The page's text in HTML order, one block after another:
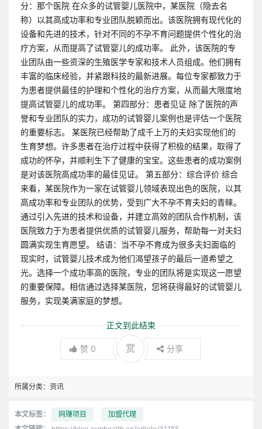
分：那个医院 在众多的试管婴儿医院中，某医院（隐去名
称）以其高成功率和专业团队脱颖而出。该医院拥有现代化的
设备和先进的技术，针对不同的不孕不育问题提供个性化的治
疗方案，从而提高了试管婴儿的成功率。 此外，该医院的专
业团队由一些资深的生殖医学专家和技术人员组成。他们拥有
丰富的临床经验，并紧跟科技的最新进展。每位专家都致力于
为患者提供最佳的护理和个性化的治疗方案，从而最大限度地
提高试管婴儿的成功率。 第四部分：患者见证 除了医院的声
誉和专业团队的实力，成功的试管婴儿案例也是评估一个医院
的重要标志。 某医院已经帮助了成千上万的夫妇实现他们的
生育梦想。许多患者在治疗过程中获得了积极的结果，取得了
成功的怀孕，并顺利生下了健康的宝宝。这些患者的成功案例
是对该医院高成功率的最佳见证。 第五部分：综合评价 综合
来看，某医院作为一家在试管婴儿领域表现出色的医院，以其
高成功率和专业团队的优势，受到广大不孕不育夫妇的青睐。
通过引入先进的技术和设备，并建立高效的团队合作机制，该
医院致力于为患者提供优质的试管婴儿服务，帮助每一对夫妇
圆满实现生育愿望。 结语：当不孕不育成为很多夫妇面临的
现实时，试管婴儿技术成为他们渴望孩子的最后一道希望之
光。选择一个成功率高的医院，专业的团队将是实现这一愿望
的重要保障。相信通过选择某医院，您将获得最好的试管婴儿
服务，实现美满家庭的梦想。
正文到此结束
赞 0 赏 分享
所属分类： 资讯
本文标签： 网赚项目
加盟代理